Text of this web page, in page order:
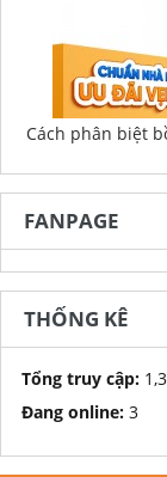
Cách phân biệt
FANPAGE
THỐNG KÊ
Tổng truy cập:
Đang online: 3